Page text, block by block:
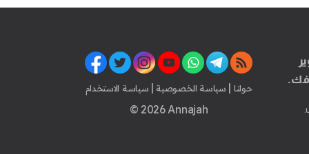
حولنا | سياسة الخصوصية | سياسة الاستخدام
© 2026 Annajah